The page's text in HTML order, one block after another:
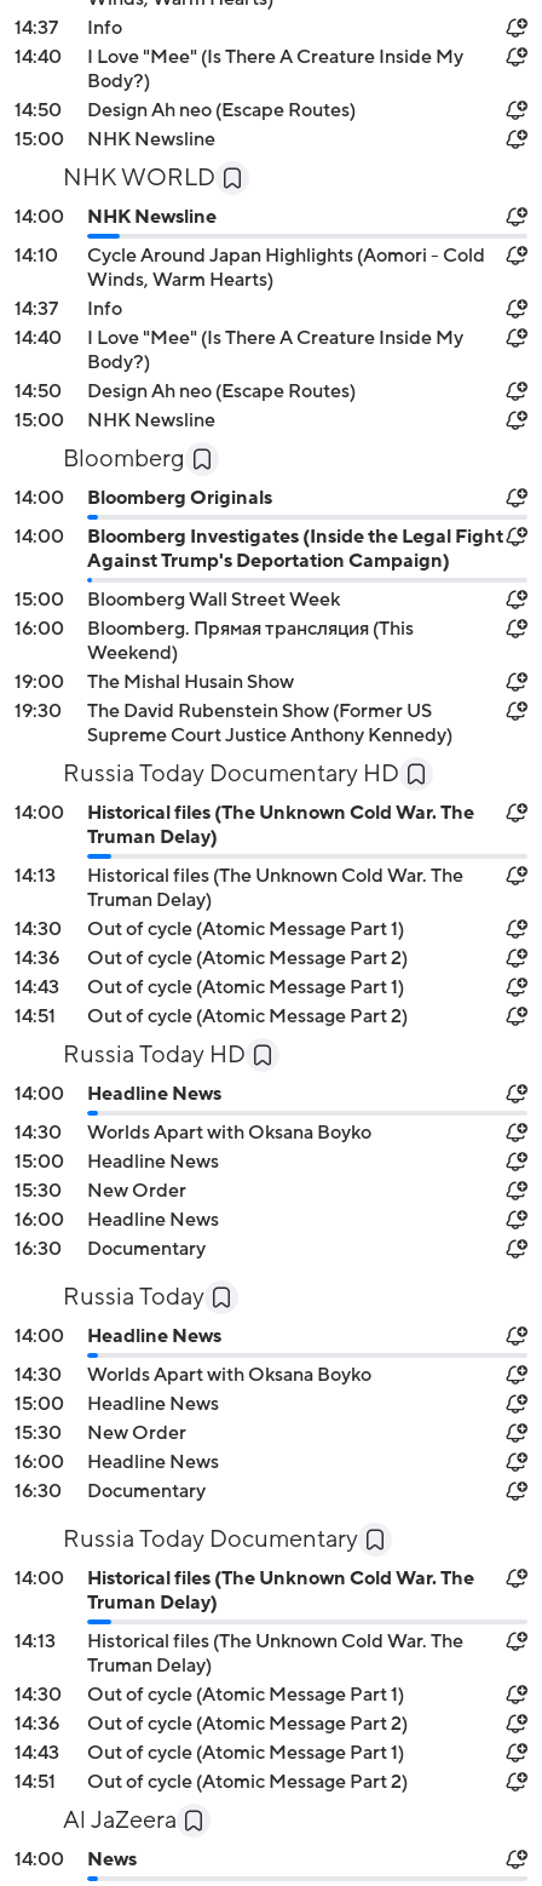
14:37
Info
14:40
I Love "Mee" (Is There A Creature Inside My
Body?)
14:50
Design Ah neo (Escape Routes)
15:00
NHK Newsline
NHK WORLD
14:00
NHK Newsline
14:10
Cycle Around Japan Highlights (Aomori - Cold
Winds, Warm Hearts)
14:37
Info
14:40
I Love "Mee" (Is There A Creature Inside My
Body?)
14:50
Design Ah neo (Escape Routes)
15:00
NHK Newsline
Bloomberg
14:00
Bloomberg Originals
14:00
Bloomberg Investigates (Inside the Legal Fight
Against Trump's Deportation Campaign)
15:00
Bloomberg Wall Street Week
16:00
Bloomberg. Прямая трансляция (This
Weekend)
19:00
The Mishal Husain Show
19:30
The David Rubenstein Show (Former US
Supreme Court Justice Anthony Kennedy)
Russia Today Documentary HD
14:00
Historical files (The Unknown Cold War. The
Truman Delay)
14:13
Historical files (The Unknown Cold War. The
Truman Delay)
14:30
Out of cycle (Atomic Message Part 1)
14:36
Out of cycle (Atomic Message Part 2)
14:43
Out of cycle (Atomic Message Part 1)
14:51
Out of cycle (Atomic Message Part 2)
Russia Today HD
14:00
Headline News
14:30
Worlds Apart with Oksana Boyko
15:00
Headline News
15:30
New Order
16:00
Headline News
16:30
Documentary
Russia Today
14:00
Headline News
14:30
Worlds Apart with Oksana Boyko
15:00
Headline News
15:30
New Order
16:00
Headline News
16:30
Documentary
Russia Today Documentary
14:00
Historical files (The Unknown Cold War. The
Truman Delay)
14:13
Historical files (The Unknown Cold War. The
Truman Delay)
14:30
Out of cycle (Atomic Message Part 1)
14:36
Out of cycle (Atomic Message Part 2)
14:43
Out of cycle (Atomic Message Part 1)
14:51
Out of cycle (Atomic Message Part 2)
Al JaZeera
14:00
News